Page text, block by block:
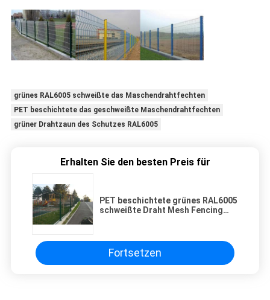
grünes RAL6005 schweißte das Maschendrahtfechten
PET beschichtete das geschweißte Maschendrahtfechten
grüner Drahtzaun des Schutzes RAL6005
Erhalten Sie den besten Preis für
PET beschichtete grünes RAL6005
schweißte Draht Mesh Fencing
Fortsetzen